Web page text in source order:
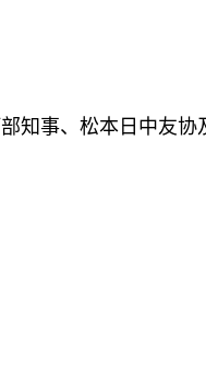
知事、松本日中友